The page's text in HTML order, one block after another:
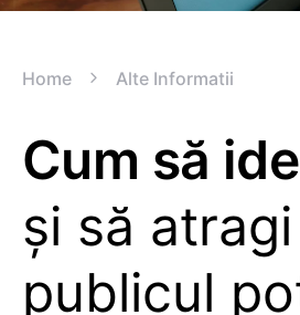
Home Alte Informatii
Cum să
și să atragi
publicul